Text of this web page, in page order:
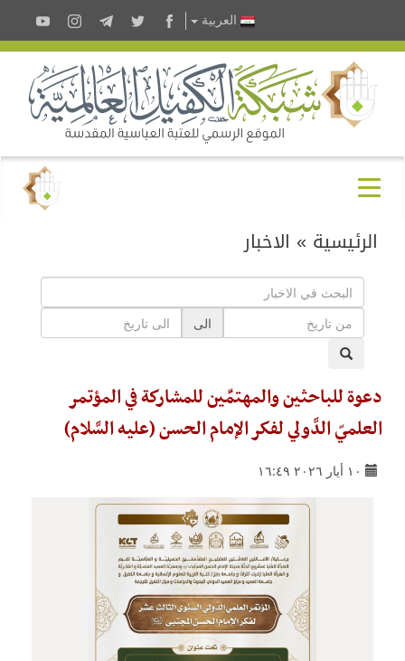
العربية
الرئيسية » الاخبار
الى
دعوة للباحثين والمهتمِّين للمشاركة في المؤتمر
العلميّ الدَّولي لفكر الإمام الحسن (عليه السَّلام)
١٠ أيار ٢٠٢٦ ١٦:٤٩